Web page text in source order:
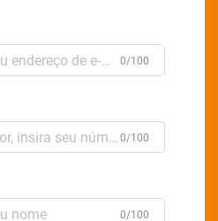
0/100
0/100
0/100